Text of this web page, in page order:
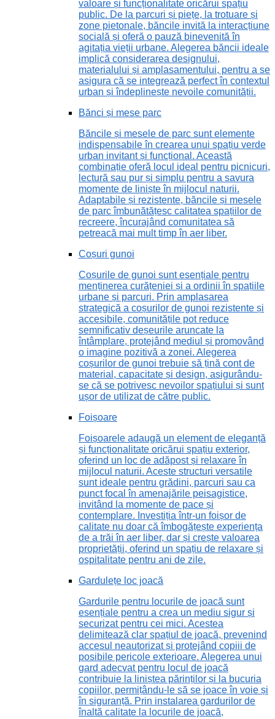
valoare și funcționalitate oricărui spațiu
public. De la parcuri și piețe, la trotuare și
zone pietonale, băncile invită la interacțiune
socială și oferă o pauză binevenită în
agitația vieții urbane. Alegerea băncii ideale
implică considerarea designului,
materialului și amplasamentului, pentru a se
asigura că se integrează perfect în contextul
urban și îndeplinește nevoile comunității.
Bănci și mese parc
Băncile și mesele de parc sunt elemente
indispensabile în crearea unui spațiu verde
urban invitant și funcțional. Această
combinație oferă locul ideal pentru picnicuri,
lectură sau pur și simplu pentru a savura
momente de liniște în mijlocul naturii.
Adaptabile și rezistente, băncile și mesele
de parc îmbunătățesc calitatea spațiilor de
recreere, încurajând comunitatea să
petreacă mai mult timp în aer liber.
Coșuri gunoi
Coșurile de gunoi sunt esențiale pentru
menținerea curățeniei și a ordinii în spațiile
urbane și parcuri. Prin amplasarea
strategică a coșurilor de gunoi rezistente și
accesibile, comunitățile pot reduce
semnificativ deșeurile aruncate la
întâmplare, protejând mediul și promovând
o imagine pozitivă a zonei. Alegerea
coșurilor de gunoi trebuie să țină cont de
material, capacitate și design, asigurându-
se că se potrivesc nevoilor spațiului și sunt
ușor de utilizat de către public.
Foișoare
Foișoarele adaugă un element de eleganță
și funcționalitate oricărui spațiu exterior,
oferind un loc de adăpost și relaxare în
mijlocul naturii. Aceste structuri versatile
sunt ideale pentru grădini, parcuri sau ca
punct focal în amenajările peisagistice,
invitând la momente de pace și
contemplare. Investiția într-un foișor de
calitate nu doar că îmbogățește experiența
de a trăi în aer liber, dar și crește valoarea
proprietății, oferind un spațiu de relaxare și
ospitalitate pentru ani de zile.
Gardulețe loc joacă
Gardurile pentru locurile de joacă sunt
esențiale pentru a crea un mediu sigur și
securizat pentru cei mici. Acestea
delimitează clar spațiul de joacă, prevenind
accesul neautorizat și protejând copiii de
posibile pericole exterioare. Alegerea unui
gard adecvat pentru locul de joacă
contribuie la liniștea părinților și la bucuria
copiilor, permițându-le să se joace în voie și
în siguranță. Prin instalarea gardurilor de
înaltă calitate la locurile de joacă,